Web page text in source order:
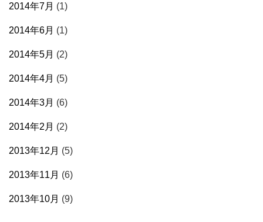
2014年7月 (1)
2014年6月 (1)
2014年5月 (2)
2014年4月 (5)
2014年3月 (6)
2014年2月 (2)
2013年12月 (5)
2013年11月 (6)
2013年10月 (9)